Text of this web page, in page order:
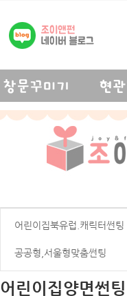
어린이집북유럽.캐릭터썬팅
공공형,서울형맞춤썬팅
어린이집양면썬팅